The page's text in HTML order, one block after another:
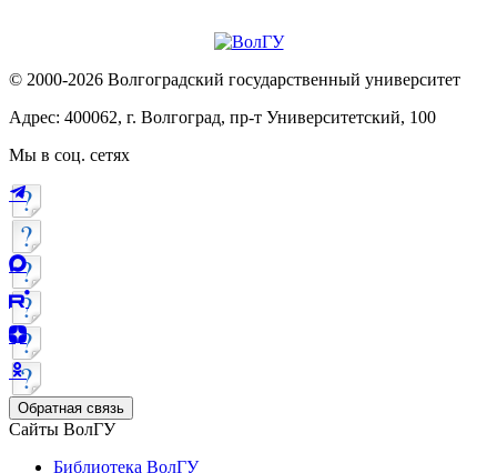
© 2000-2026 Волгоградский государственный университет
Адрес: 400062, г. Волгоград, пр-т Университетский, 100
Мы в соц. сетях
Обратная связь
Сайты ВолГУ
Библиотека ВолГУ